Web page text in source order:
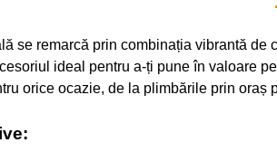
se remarcă prin combinația vibrantă
ideal pentru a-ți pune în valoare
orice ocazie, de la plimbările prin oraș